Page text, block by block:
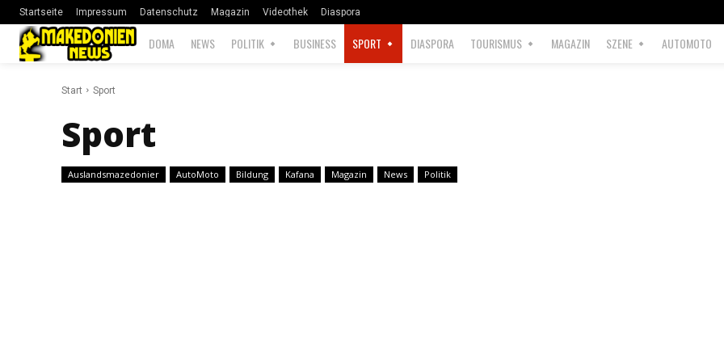
Startseite Impressum Datenschutz Magazin Videothek Diaspora
DOMA NEWS POLITIK BUSINESS SPORT DIASPORA TOURISMUS MAGAZIN SZENE AUTOMOTO
Start Sport
Sport
Auslandsmazedonier AutoMoto Bildung Kafana Magazin News Politik